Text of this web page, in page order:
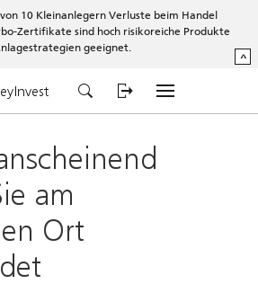
10 Kleinanlegern Verluste beim Handel
Zertifikate sind hoch risikoreiche Produkte
geeignet.
^
am
Ort